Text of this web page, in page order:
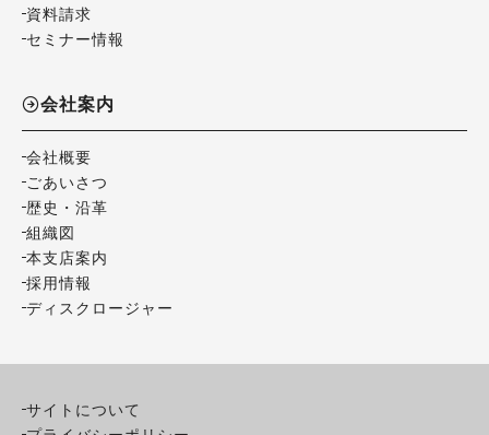
資料請求
セミナー情報
会社案内
会社概要
ごあいさつ
歴史・沿革
組織図
本支店案内
採用情報
ディスクロージャー
サイトについて